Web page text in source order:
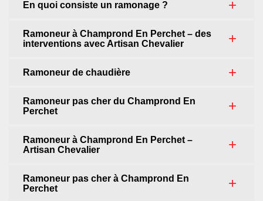
En quoi consiste un ramonage ?
Ramoneur à Champrond En Perchet – des
interventions avec Artisan Chevalier
Ramoneur de chaudière
Ramoneur pas cher du Champrond En
Perchet
Ramoneur à Champrond En Perchet –
Artisan Chevalier
Ramoneur pas cher à Champrond En
Perchet